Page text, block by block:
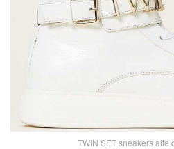
TWIN SET sneakers alte